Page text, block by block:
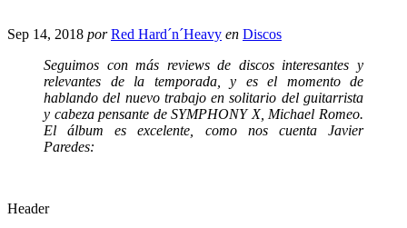
Sep 14, 2018 por Red Hard´n´Heavy en Discos
Seguimos con más reviews de discos interesantes y
relevantes de la temporada, y es el momento de
hablando del nuevo trabajo en solitario del guitarrista
y cabeza pensante de SYMPHONY X, Michael Romeo.
El álbum es excelente, como nos cuenta Javier
Paredes:
Header